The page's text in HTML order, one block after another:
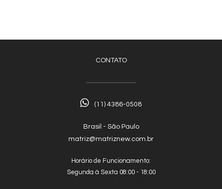
CONTATO
(11) 4386-0508
Brasil - São Paulo
matriz@matriznew.com.br
Horário de Funcionamento:
Segunda á Sexta 08:00 - 18:00